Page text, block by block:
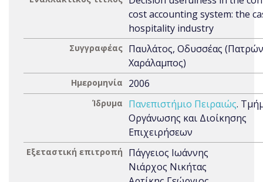
cost accounting system: the
hospitality industry
Συγγραφέας Παυλάτος, Οδυσσέας
Χαράλαμπος)
Ημερομηνία 2006
Ίδρυμα Πανεπιστήμιο Πειραιώς.
Οργάνωσης και Διοίκησης
Επιχειρήσεων
Εξεταστική επιτροπή
Πάγγειος Ιωάννης
Νιάρχος Νικήτας